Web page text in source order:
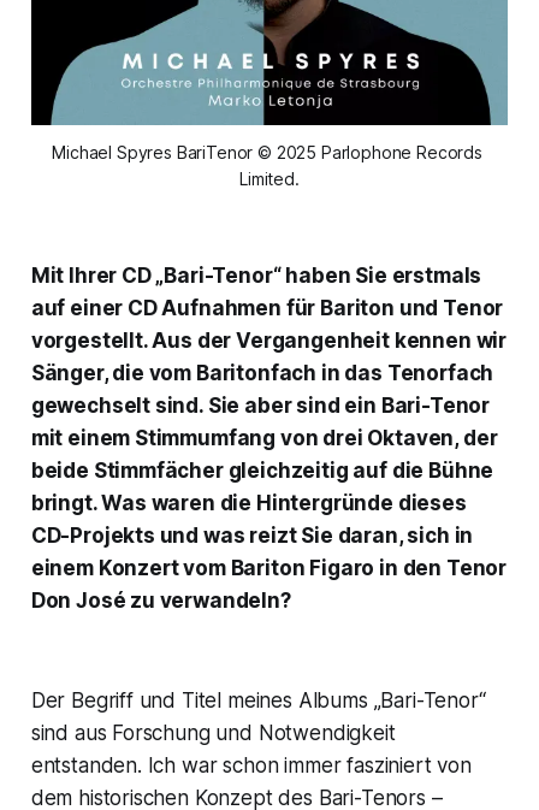
Michael Spyres BariTenor © 2025 Parlophone Records
Limited.
Mit Ihrer CD „Bari-Tenor“ haben Sie erstmals
auf einer CD Aufnahmen für Bariton und Tenor
vorgestellt. Aus der Vergangenheit kennen wir
Sänger, die vom Baritonfach in das Tenorfach
gewechselt sind. Sie aber sind ein Bari-Tenor
mit einem Stimmumfang von drei Oktaven, der
beide Stimmfächer gleichzeitig auf die Bühne
bringt. Was waren die Hintergründe dieses
CD-Projekts und was reizt Sie daran, sich in
einem Konzert vom Bariton Figaro in den Tenor
Don José zu verwandeln?
Der Begriff und Titel meines Albums „Bari-Tenor“
sind aus Forschung und Notwendigkeit
entstanden. Ich war schon immer fasziniert von
dem historischen Konzept des Bari-Tenors –